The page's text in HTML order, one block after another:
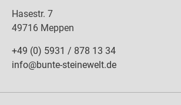
Hasestr. 7
49716 Meppen
+49 (0) 5931 / 878 13 34
info@bunte-steinewelt.de